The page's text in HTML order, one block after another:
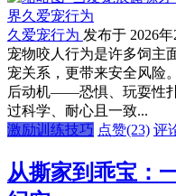
久爱宠行为 发布于 2026年
宠物咬人行为是许多饲主
宠关系，更带来安全风险
后动机——恐惧、玩耍性
过科学、耐心且一致...
激励训练技巧 点赞(23) 评
从撕家到乖宝：